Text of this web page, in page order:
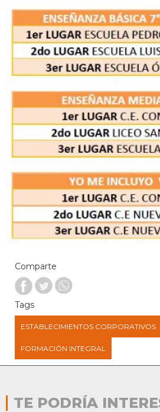
Comparte
Tags
ESTABLECIMIENTOS CORPORATIVOS
FORMACIÓN INTEGRAL
TE PODRÍA